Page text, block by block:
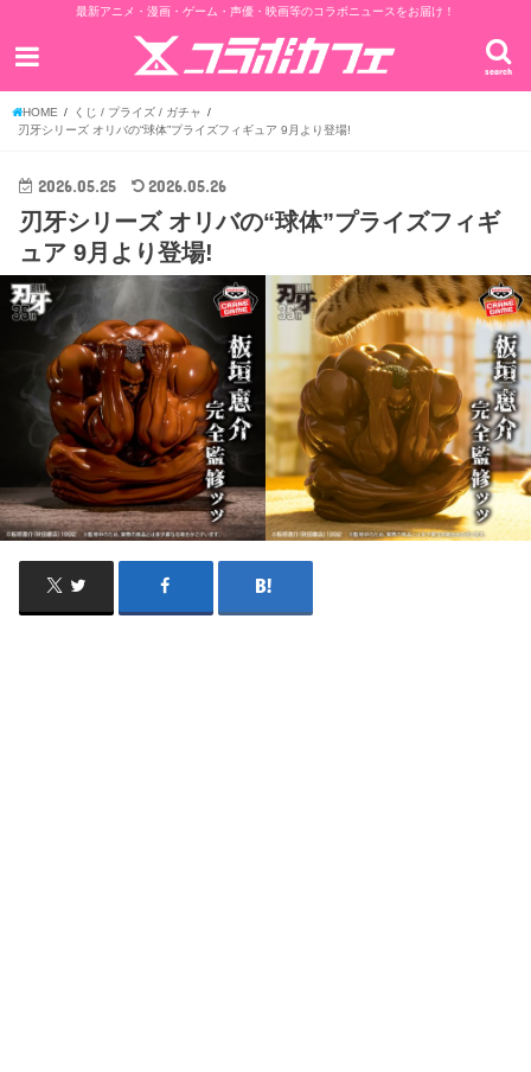
最新アニメ・漫画・ゲーム・声優・映画等のコラボニュースをお届け！
search
HOME
くじ / プライズ / ガチャ
刃牙シリーズ オリバの“球体”プライズフィギュア 9月より登場!
2026.05.25 2026.05.26
刃牙シリーズ オリバの“球体”プライズフィギ
ュア 9月より登場!